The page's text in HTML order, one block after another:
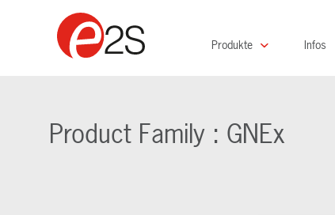
Produkte Infos
Product Family : GNEx